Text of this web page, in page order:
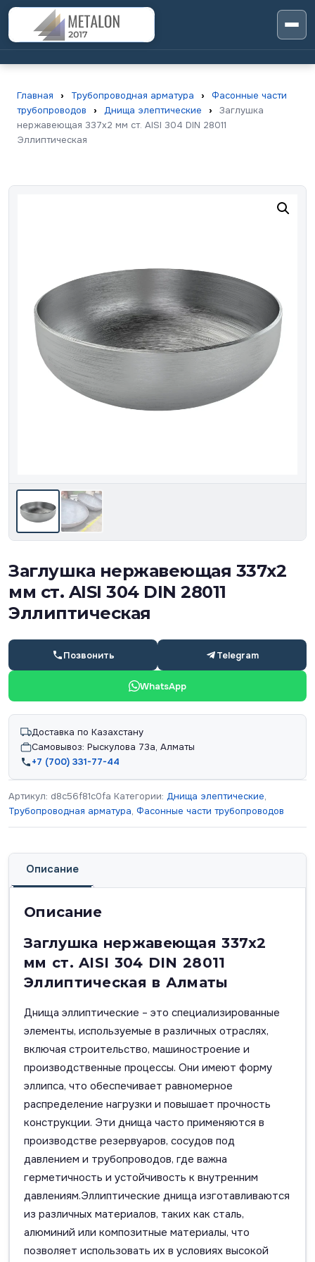
Главная › Трубопроводная арматура ›
Фасонные части
трубопроводов
› Днища элептические ›
Заглушка
нержавеющая 337х2 мм ст. AISI 304 DIN 28011
Эллиптическая
Заглушка нержавеющая 337х2
мм ст. AISI 304 DIN 28011
Эллиптическая
Позвонить Telegram
WhatsApp
Доставка по Казахстану
Самовывоз: Рыскулова 73а, Алматы
+7 (700) 331-77-44
Артикул: d8c56f81c0fa Категории: Днища элептические,
Трубопроводная арматура, Фасонные части трубопроводов
Описание
Описание
Заглушка нержавеющая 337х2
мм ст. AISI 304 DIN 28011
Эллиптическая в Алматы
Днища эллиптические – это специализированные
элементы, используемые в различных отраслях,
включая строительство, машиностроение и
производственные процессы. Они имеют форму
эллипса, что обеспечивает равномерное
распределение нагрузки и повышает прочность
конструкции. Эти днища часто применяются в
производстве резервуаров, сосудов под
давлением и трубопроводов, где важна
герметичность и устойчивость к внутренним
давлениям.Эллиптические днища изготавливаются
из различных материалов, таких как сталь,
алюминий или композитные материалы, что
позволяет использовать их в условиях высокой